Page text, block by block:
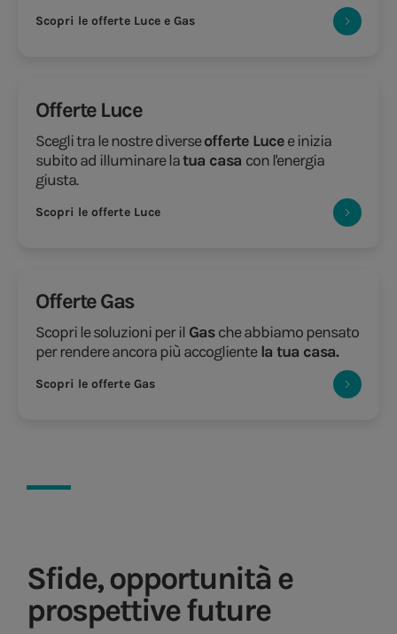
Scopri le offerte Luce e Gas
Offerte Luce
Scegli tra le nostre diverseofferte Lucee inizia
subito ad illuminare latua casa con l'energia
giusta.
Scopri le offerte Luce
Offerte Gas
Scopri le soluzioni per il Gasche abbiamo pensato
per rendere ancora più accoglientela tua casa.
Scopri le offerte Gas
Sfide, opportunità e
prospettive future